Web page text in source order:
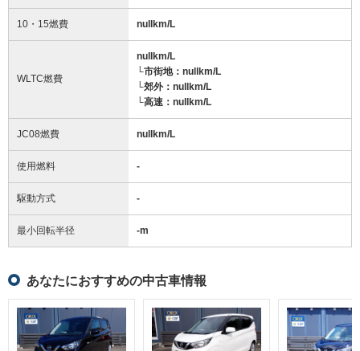
10・15燃費 nullkm/L
WLTC燃費
nullkm/L
└市街地：nullkm/L
└郊外：nullkm/L
└高速：nullkm/L
JC08燃費 nullkm/L
使用燃料 -
駆動方式 -
最小回転半径 -m
あなたにおすすめの中古車情報